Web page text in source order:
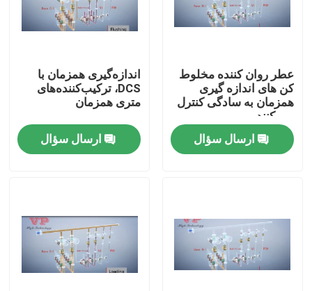
محصولات
فیلم های
عطر روان کننده مخلوط
کن های اندازه گیری
همزمان به سادگی کنترل
می کنند
ارسال سؤال
اندازه‌گیری همزمان با
DCS، ترکیب‌کننده‌های
متری همزمان
ارسال سؤال